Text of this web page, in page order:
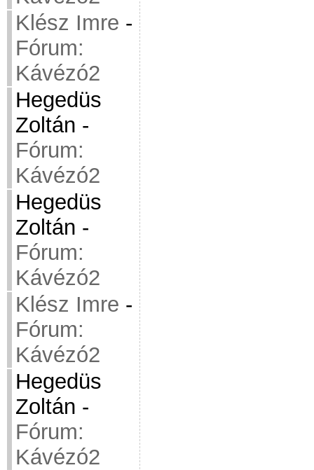
Klész Imre -
Fórum:
Kávézó2
Hegedüs
Zoltán -
Fórum:
Kávézó2
Hegedüs
Zoltán -
Fórum:
Kávézó2
Klész Imre -
Fórum:
Kávézó2
Hegedüs
Zoltán -
Fórum:
Kávézó2